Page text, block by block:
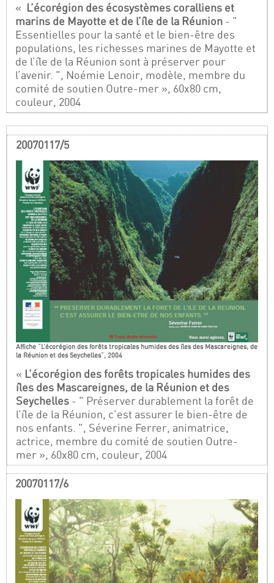
« L’écorégion des écosystèmes coralliens et
marins de Mayotte et de l’île de la Réunion - "
Essentielles pour la santé et le bien-être des
populations, les richesses marines de Mayotte et
de l’île de la Réunion sont à préserver pour
l’avenir. ", Noémie Lenoir, modèle, membre du
comité de soutien Outre-mer », 60x80 cm,
couleur, 2004
20070117/5
Affiche "L’écorégion des forêts tropicales humides des îles des Mascareignes, de
la Réunion et des Seychelles", 2004
« L’écorégion des forêts tropicales humides des
îles des Mascareignes, de la Réunion et des
Seychelles - " Préserver durablement la forêt de
l’île de la Réunion, c’est assurer le bien-être de
nos enfants. ", Séverine Ferrer, animatrice,
actrice, membre du comité de soutien Outre-
mer », 60x80 cm, couleur, 2004
20070117/6